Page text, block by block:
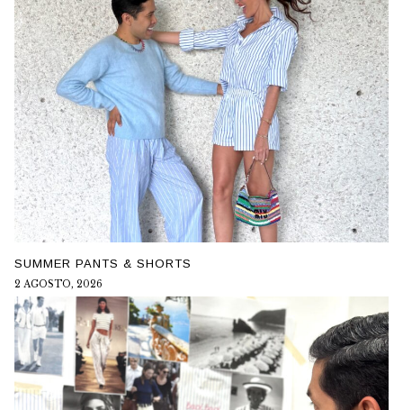
SUMMER PANTS & SHORTS
2 AGOSTO, 2026